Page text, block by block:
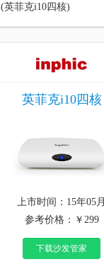
(英菲克i10四核)
英菲克i10四核
上市时间：15年05月
参考价格：￥299
下载沙发管家